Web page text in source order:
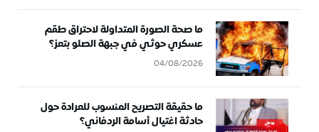
ما صحة الصورة المتداولة لاحتراق طقم
عسكري حوثي في جبهة الصلو بتعز؟
04/08/2026
ما حقيقة التصريح المنسوب للعرادة حول
حادثة اغتيال أسامة الردفاني؟